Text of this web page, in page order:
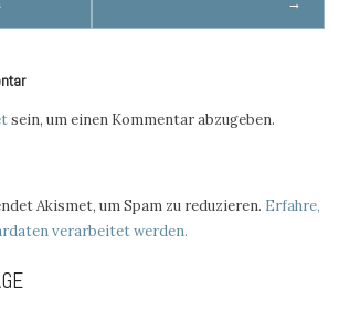
sein, um einen Kommentar abzugeben.
Akismet, um Spam zu reduzieren. Erfahre,
verarbeitet werden.